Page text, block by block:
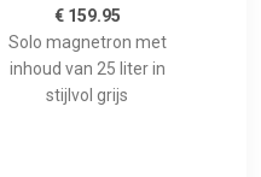
€ 159.95
Solo magnetron met
inhoud van 25 liter in
stijlvol grijs